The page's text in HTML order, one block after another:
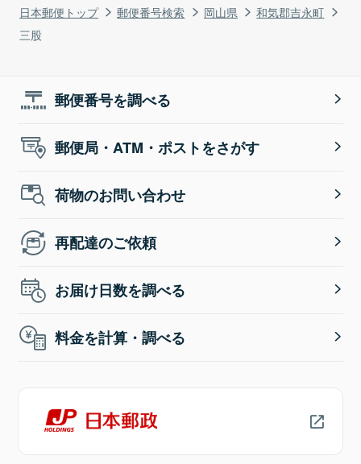
日本郵便トップ 郵便番号検索 岡山県
和気郡吉永町
三股
郵便番号を調べる
郵便局・ATM・ポストをさがす
荷物のお問い合わせ
再配達のご依頼
お届け日数を調べる
料金を計算・調べる